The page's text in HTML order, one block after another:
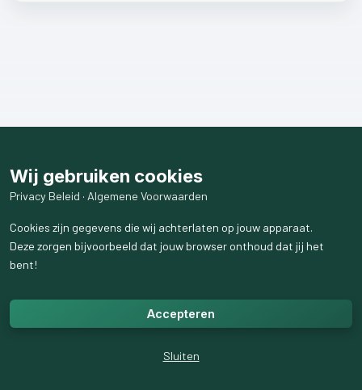
Wij gebruiken cookies
Privacy Beleid · Algemene Voorwaarden
Cookies zijn gegevens die wij achterlaten op jouw apparaat.
Deze zorgen bijvoorbeeld dat jouw browser onthoud dat jij het
bent!
Accepteren
Sluiten